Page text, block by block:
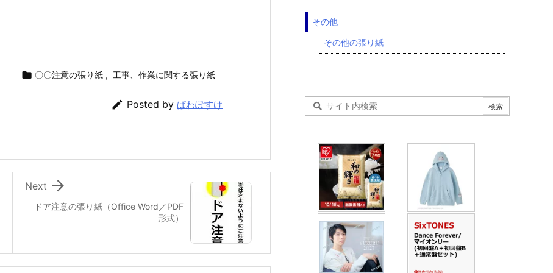
 〇〇注意の張り紙 , 工事、作業に関する張り紙
 Posted by ぱわぽすけ
ドア注意の張り紙（Office Word／PDF
形式）

Next
その他
その他の張り紙